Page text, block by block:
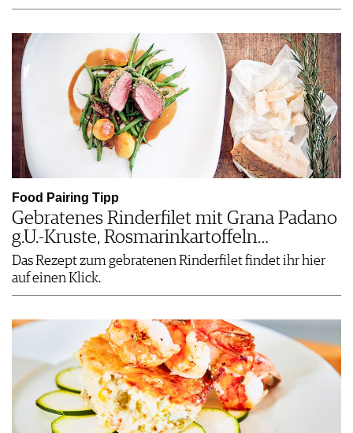
Food Pairing Tipp
Gebratenes Rinderfilet mit Grana Padano
g.U.-Kruste, Rosmarinkartoffeln…
Das Rezept zum gebratenen Rinderfilet findet ihr hier
auf einen Klick.